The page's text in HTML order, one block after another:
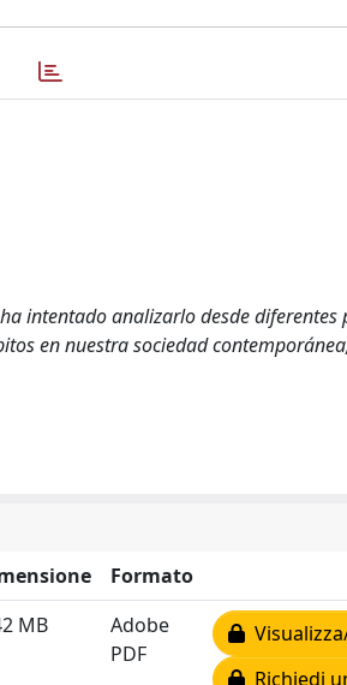
intentado analizarlo desde diferentes
en nuestra sociedad
Formato
MB
Adobe
PDF
Richiedi